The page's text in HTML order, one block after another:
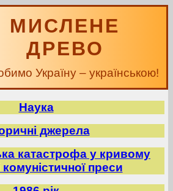
МИСЛЕНЕ
ДРЕВО
Україну – українською!
Наука
джерела
катастрофа у кривому
комуністичної преси